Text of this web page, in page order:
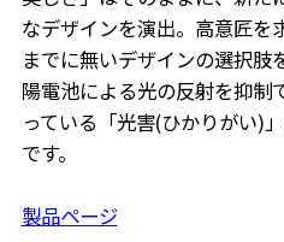
なデザインを演出。高意匠を
までに無いデザインの選択肢
陽電池による光の反射を抑制
っている「光害(ひかりがい)
です。
製品ページ